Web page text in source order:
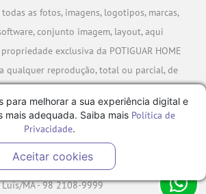
as fotos, imagens, logotipos, marcas,
conjunto imagem, layout, aqui
exclusiva da POTIGUAR HOME
qualquer reprodução, total ou parcial, de
direito mencionado implicará na
cível e criminal nos termos da Lei.
DE CONSTRUÇÃO SA - CNPJ:
09 - Rua Caminho da Boiada Nº 354, São
Luís/MA - 98 2108-9999
para melhorar a sua experiência digital e
mais adequada. Saiba mais Política de
Privacidade.
Aceitar cookies